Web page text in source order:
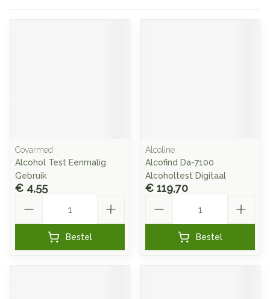
Covarmed
Alcohol Test Eenmalig
Gebruik
€ 4,55
Bestel
Alcoline
Alcofind Da-7100
Alcoholtest Digitaal
€ 119,70
Bestel